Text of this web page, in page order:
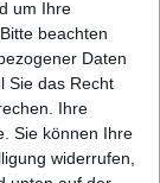
um Ihre
Bitte beachten
Daten
Sie das Recht
Ihre
Sie können Ihre
widerrufen,